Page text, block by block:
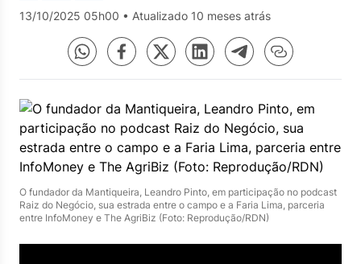
13/10/2025 05h00 • Atualizado 10 meses atrás
O fundador da Mantiqueira, Leandro Pinto, em participação no podcast
Raiz do Negócio, sua estrada entre o campo e a Faria Lima, parceria
entre InfoMoney e The AgriBiz (Foto: Reprodução/RDN)